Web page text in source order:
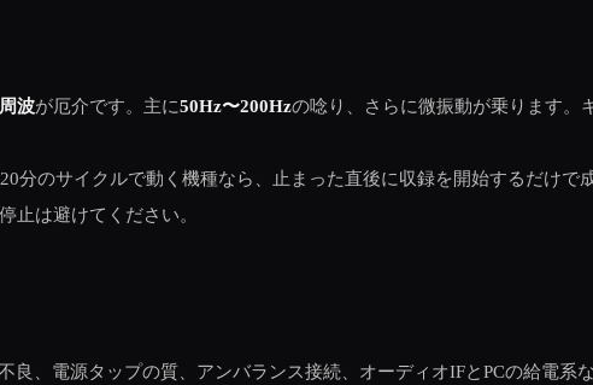
波が厄介です。主に50Hz〜200Hzの唸り、さらに微振動が乗ります。
分のサイクルで動く機種なら、止まった直後に収録を開始するだけ
止は避けてください。
良、電源タップの質、アンバランス接続、オーディオIFとPCの給電系な